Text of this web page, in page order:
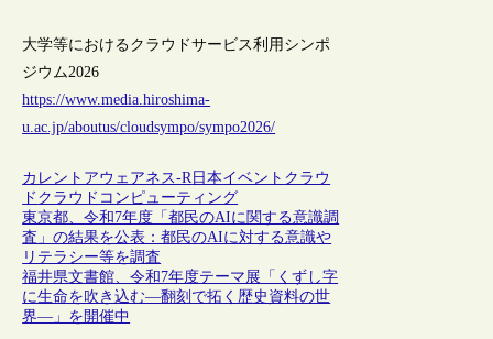
大学等におけるクラウドサービス利用シンポ
ジウム2026
https://www.media.hiroshima-
u.ac.jp/aboutus/cloudsympo/sympo2026/
カレントアウェアネス-R日本イベント クラウ
ド クラウドコンピューティング
東京都、令和7年度「都民のAIに関する意識調
査」の結果を公表：都民のAIに対する意識や
リテラシー等を調査
福井県文書館、令和7年度テーマ展「くずし字
に生命を吹き込む―翻刻で拓く歴史資料の世
界―」を開催中